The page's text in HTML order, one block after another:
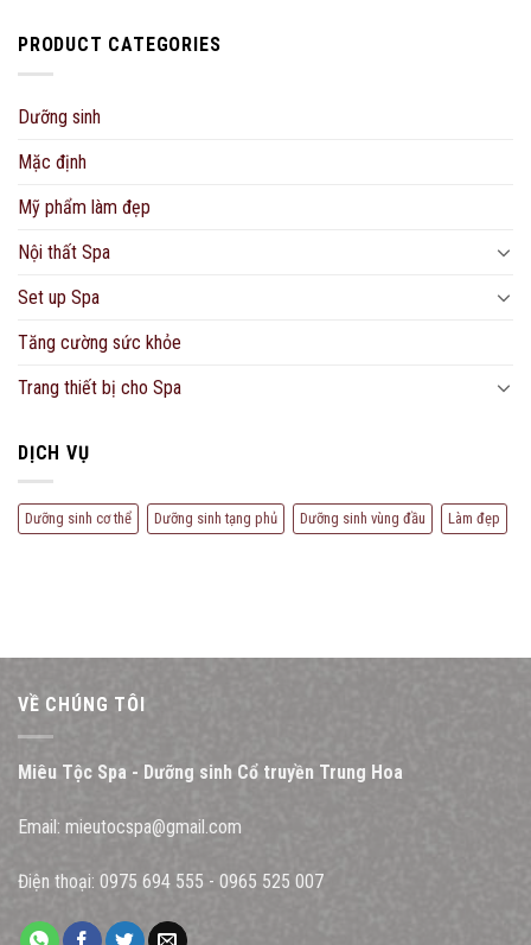
PRODUCT CATEGORIES
Dưỡng sinh
Mặc định
Mỹ phẩm làm đẹp
Nội thất Spa
Set up Spa
Tăng cường sức khỏe
Trang thiết bị cho Spa
DỊCH VỤ
Dưỡng sinh cơ thể Dưỡng sinh tạng phủ Dưỡng sinh vùng đầu Làm đẹp
VỀ CHÚNG TÔI
Miêu Tộc Spa - Dưỡng sinh Cổ truyền Trung Hoa
Email: mieutocspa@gmail.com
Điện thoại: 0975 694 555 - 0965 525 007